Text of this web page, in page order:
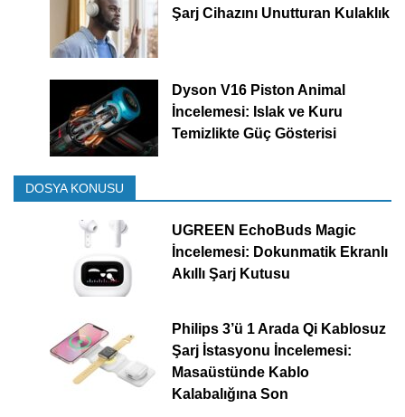
Şarj Cihazını Unutturan Kulaklık
Dyson V16 Piston Animal
İncelemesi: Islak ve Kuru
Temizlikte Güç Gösterisi
DOSYA KONUSU
UGREEN EchoBuds Magic
İncelemesi: Dokunmatik Ekranlı
Akıllı Şarj Kutusu
Philips 3’ü 1 Arada Qi Kablosuz
Şarj İstasyonu İncelemesi:
Masaüstünde Kablo
Kalabalığına Son